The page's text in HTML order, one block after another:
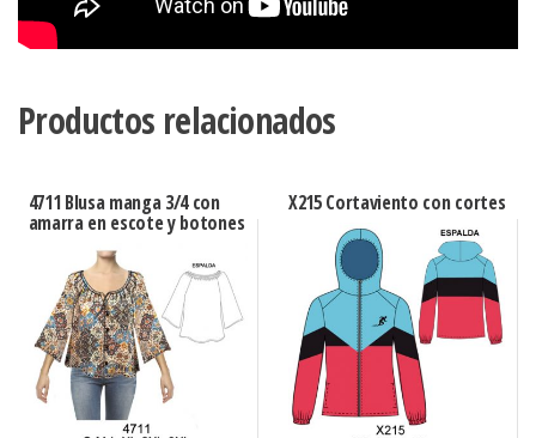
Productos relacionados
4711 Blusa manga 3/4 con
amarra en escote y botones
X215 Cortaviento con cortes